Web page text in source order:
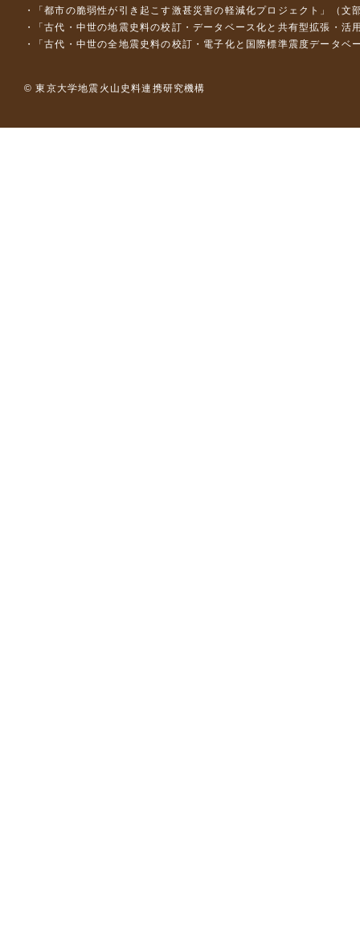
「都市の脆弱性が引き起こす激甚災害の軽減化プロジェクト」（
「古代・中世の地震史料の校訂・データベース化と共有型拡張・
「古代・中世の全地震史料の校訂・電子化と国際標準震度データ
© 東京大学地震火山史料連携研究機構